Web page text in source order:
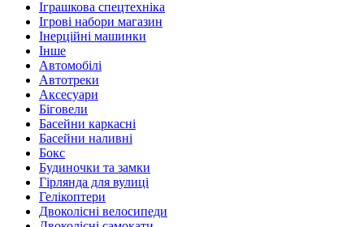
Іграшкова спецтехніка
Ігрові набори магазин
Інерційні машинки
Інше
Автомобілі
Автотреки
Аксесуари
Біговели
Басейни каркасні
Басейни наливні
Бокс
Будиночки та замки
Гірлянда для вулиці
Гелікоптери
Двоколісні велосипеди